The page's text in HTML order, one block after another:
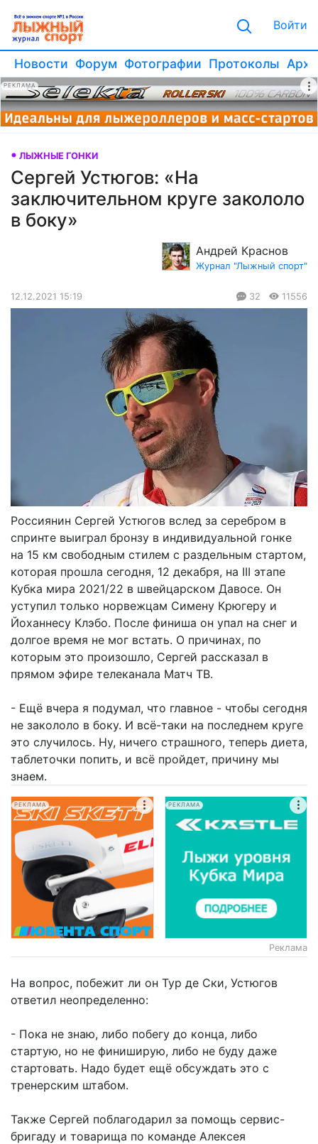
Войти
Новости Форум Фотографии Протоколы
РЕКЛАМА
ЛЫЖНЫЕ ГОНКИ
Сергей Устюгов: «На
заключительном круге закололо
в боку»
Андрей Краснов
Журнал "Лыжный спорт"
12.12.2021 15:19 32 11556
Россиянин Сергей Устюгов вслед за серебром в
спринте выиграл бронзу в индивидуальной гонке
на 15 км свободным стилем с раздельным стартом,
которая прошла сегодня, 12 декабря, на III этапе
Кубка мира 2021/22 в швейцарском Давосе. Он
уступил только норвежцам Симену Крюгеру и
Йоханнесу Клэбо. После финиша он упал на снег и
долгое время не мог встать. О причинах, по
которым это произошло, Сергей рассказал в
прямом эфире телеканала Матч ТВ.
- Ещё вчера я подумал, что главное - чтобы сегодня
не закололо в боку. И всё-таки на последнем круге
это случилось. Ну, ничего страшного, теперь диета,
таблеточки попить, и всё пройдет, причину мы
знаем.
РЕКЛАМА РЕКЛАМА
Реклама
На вопрос, побежит ли он Тур де Ски, Устюгов
ответил неопределенно:
- Пока не знаю, либо побегу до конца, либо
стартую, но не финиширую, либо не буду даже
стартовать. Надо будет ещё обсуждать это с
тренерским штабом.
Также Сергей поблагодарил за помощь сервис-
бригаду и товарища по команде Алексея